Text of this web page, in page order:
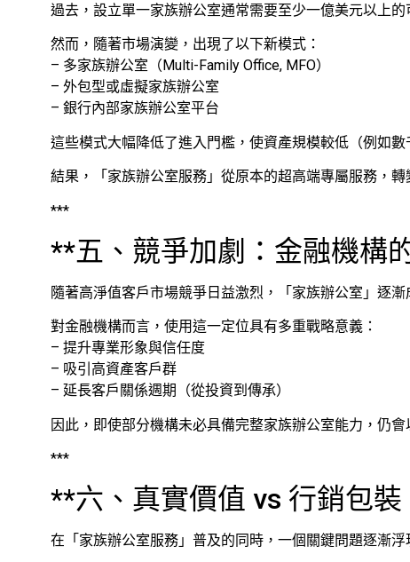
過去，設立單一家族辦公室通常需要至少一億美元以上
然而，隨著市場演變，出現了以下新模式：
– 多家族辦公室（Multi-Family Office, MFO）
– 外包型或虛擬家族辦公室
– 銀行內部家族辦公室平台
這些模式大幅降低了進入門檻，使資產規模較低（例如
結果，「家族辦公室服務」從原本的超高端專屬服務，
***
**五、競爭加劇：金融機構
隨著高淨值客戶市場競爭日益激烈，「家族辦公室」逐漸
對金融機構而言，使用這一定位具有多重戰略意義：
– 提升專業形象與信任度
– 吸引高資產客戶群
– 延長客戶關係週期（從投資到傳承）
因此，即使部分機構未必具備完整家族辦公室能力，仍
***
**六、真實價值 vs 行銷包
在「家族辦公室服務」普及的同時，一個關鍵問題逐漸